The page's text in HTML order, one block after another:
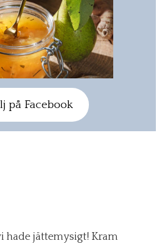
på Facebook
hade jättemysigt! Kram